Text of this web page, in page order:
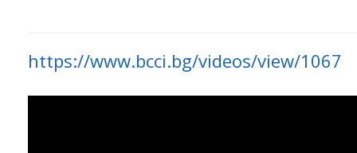
https://www.bcci.bg/videos/view/1067